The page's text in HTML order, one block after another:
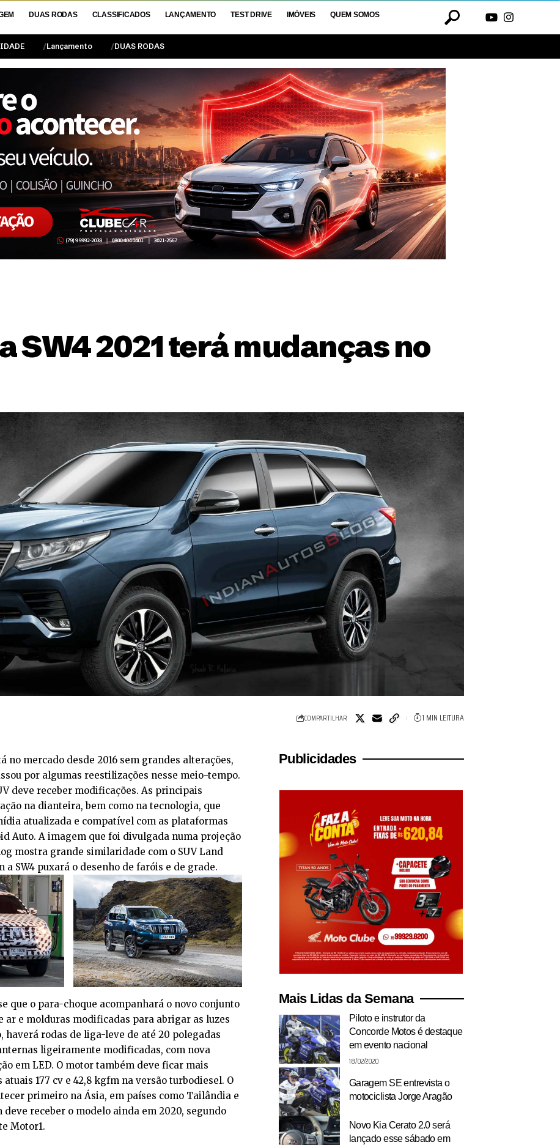
DUAS RODAS CLASSIFICADOS LANÇAMENTO TEST DRIVE IMÓVEIS QUEM SOMOS
Lançamento DUAS RODAS
SW4 2021 terá mudanças no
COMPARTILHAR 1 MIN LEITURA
no mercado desde 2016 sem grandes alterações,
por algumas reestilizações nesse meio-tempo.
deve receber modificações. As principais
na dianteira, bem como na tecnologia, que
atualizada e compatível com as plataformas
Auto. A imagem que foi divulgada numa projeção
mostra grande similaridade com o SUV Land
a SW4 puxará o desenho de faróis e de grade.
que o para-choque acompanhará o novo conjunto
ar e molduras modificadas para abrigar as luzes
haverá rodas de liga-leve de até 20 polegadas
ligeiramente modificadas, com nova
em LED. O motor também deve ficar mais
177 cv e 42,8 kgfm na versão turbodiesel. O
primeiro na Ásia, em países como Tailândia e
receber o modelo ainda em 2020, segundo
Motor1.
Publicidades
Mais Lidas da Semana
Piloto e instrutor da
Concorde Motos é destaque
em evento nacional
18/02/2020
Garagem SE entrevista o
motociclista Jorge Aragão
Novo Kia Cerato 2.0 será
lançado esse sábado em